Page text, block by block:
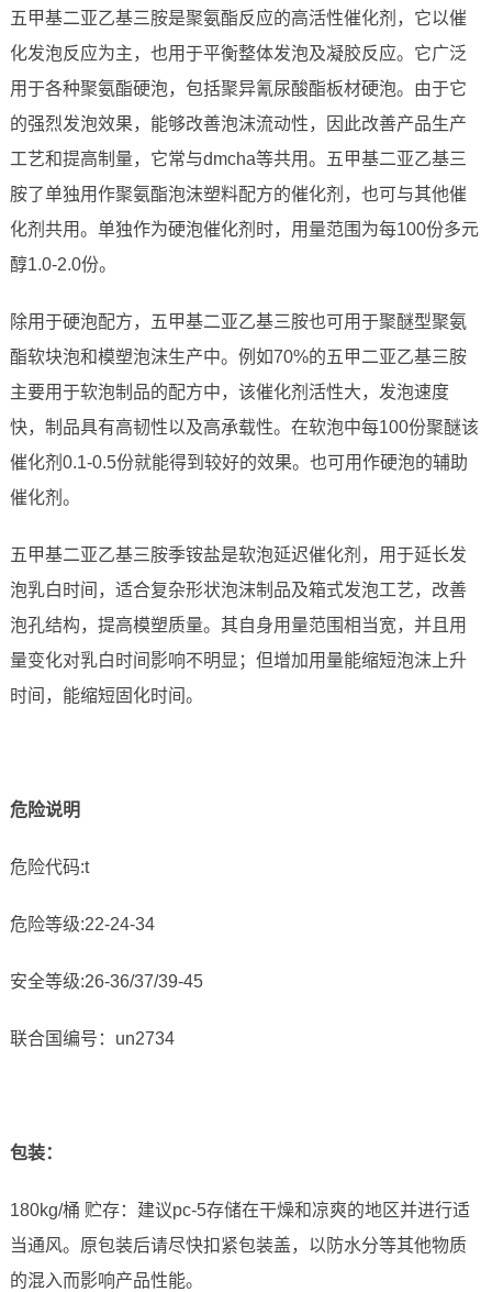
五甲基二亚乙基三胺是聚氨酯反应的高活性催化剂，它以催
化发泡反应为主，也用于平衡整体发泡及凝胶反应。它广泛
用于各种聚氨酯硬泡，包括聚异氰尿酸酯板材硬泡。由于它
的强烈发泡效果，能够改善泡沫流动性，因此改善产品生产
工艺和提高制量，它常与dmcha等共用。五甲基二亚乙基三
胺了单独用作聚氨酯泡沫塑料配方的催化剂，也可与其他催
化剂共用。单独作为硬泡催化剂时，用量范围为每100份多元
醇1.0-2.0份。
除用于硬泡配方，五甲基二亚乙基三胺也可用于聚醚型聚氨
酯软块泡和模塑泡沫生产中。例如70%的五甲二亚乙基三胺
主要用于软泡制品的配方中，该催化剂活性大，发泡速度
快，制品具有高韧性以及高承载性。在软泡中每100份聚醚该
催化剂0.1-0.5份就能得到较好的效果。也可用作硬泡的辅助
催化剂。
五甲基二亚乙基三胺季铵盐是软泡延迟催化剂，用于延长发
泡乳白时间，适合复杂形状泡沫制品及箱式发泡工艺，改善
泡孔结构，提高模塑质量。其自身用量范围相当宽，并且用
量变化对乳白时间影响不明显；但增加用量能缩短泡沫上升
时间，能缩短固化时间。
危险说明
危险代码:t
危险等级:22-24-34
安全等级:26-36/37/39-45
联合国编号：un2734
包装：
180kg/桶 贮存：建议pc-5存储在干燥和凉爽的地区并进行适
当通风。原包装后请尽快扣紧包装盖，以防水分等其他物质
的混入而影响产品性能。